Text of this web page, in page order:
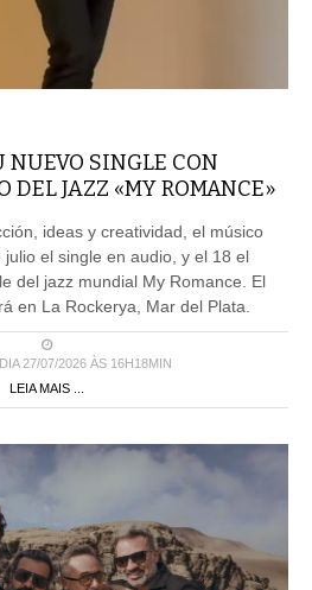
NUEVO SINGLE CON
DEL JAZZ «MY ROMANCE»
ideas y creatividad, el músico
el single en audio, y el 18 el
del jazz mundial My Romance. El
en La Rockerya, Mar del Plata.
27/07/2026 ÀS 16H18MIN
LEIA MAIS ...